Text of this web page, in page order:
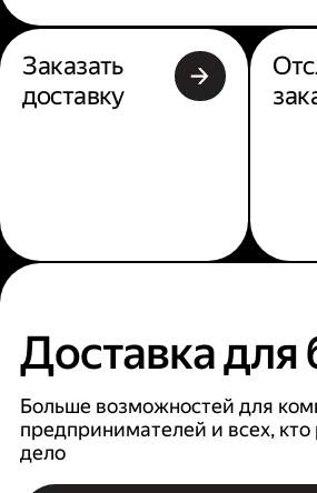
Заказать
доставку
Доставка для
Больше возможностей для
предпринимателей и всех, кто
дело